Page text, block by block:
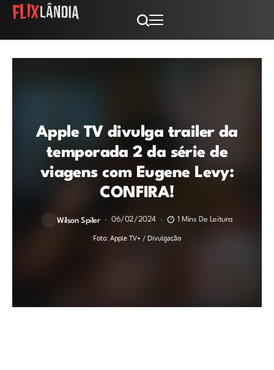
Apple TV divulga trailer da
temporada 2 da série de
viagens com Eugene Levy:
CONFIRA!
Wilson Spiler 06/02/2024 1 Mins De Leitura
Foto: Apple TV+ / Divulgação